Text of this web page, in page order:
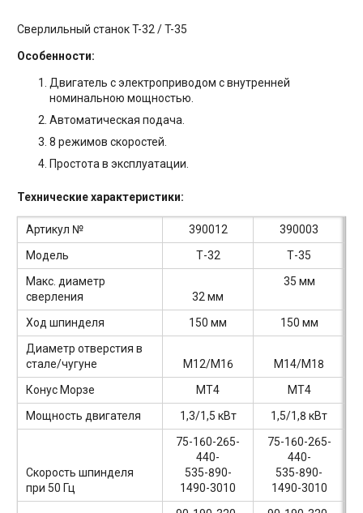
Сверлильный станок T-32 / T-35
Особенности:
Двигатель с электроприводом с внутренней
номинальною мощностью.
Автоматическая подача.
8 режимов скоростей.
Простота в эксплуатации.
Технические характеристики:
Артикул № 390012
390003
Модель
Т-32
Т-35
Макс. диаметр
сверления
32 мм
35 мм
Ход шпинделя 150 мм
150 мм
Диаметр отверстия в
стале/чугуне
M12/M16
M14/M18
Конус Морзе
MТ4
MТ4
Мощность двигателя
1,3/1,5 кВт 1,5/1,8 кВт
Скорость шпинделя
при 50 Гц
75-160-265-
440-
535-890-
1490-3010
75-160-265-
440-
535-890-
1490-3010